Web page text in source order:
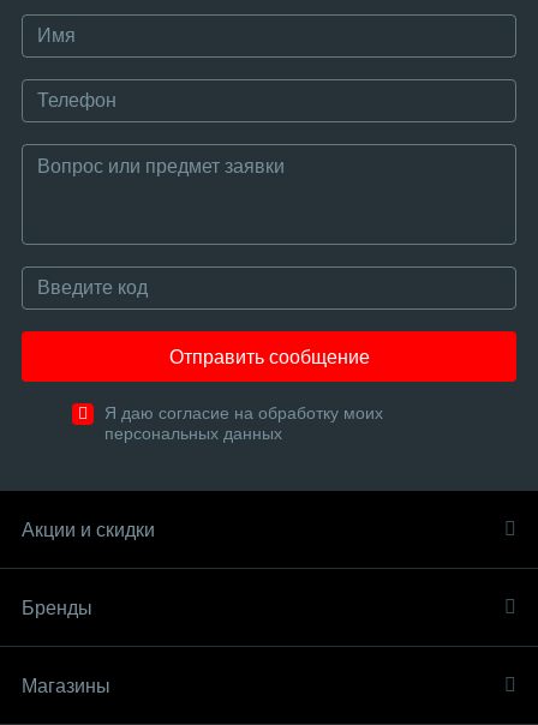
Отправить сообщение
Я даю согласие на обработку моих
персональных данных
Акции и скидки
Бренды
Магазины